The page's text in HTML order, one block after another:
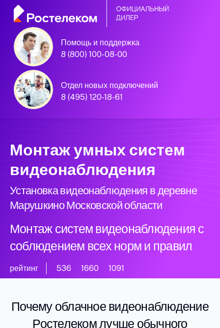
Помощь и поддержка
8 (800) 100-08-00
Отдел новых подключений
8 (495) 120-18-61
Официальный
партнёр Ростелеком
Московская область
Монтаж умных систем
видеонаблюдения
Установка видеонаблюдения в деревне
Марушкино Московской области
Монтаж систем видеонаблюдения с
соблюдением всех норм и правил
рейтинг 536 1660 1091
Почему облачное видеонаблюдение
Ростелеком лучше обычного